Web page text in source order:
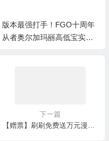
新老御主有区别！盘点《FG
O》十周年1500+圣晶石福利
下一篇